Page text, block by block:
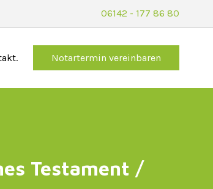
06142 - 177 86 80
Notartermin vereinbaren
Testament /